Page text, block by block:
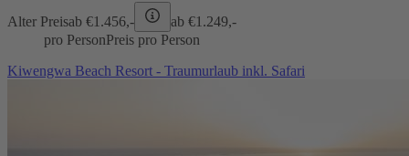
Alter Preisab €1.456,- ab €1.249,-
pro PersonPreis pro Person
Kiwengwa Beach Resort - Traumurlaub inkl. Safari